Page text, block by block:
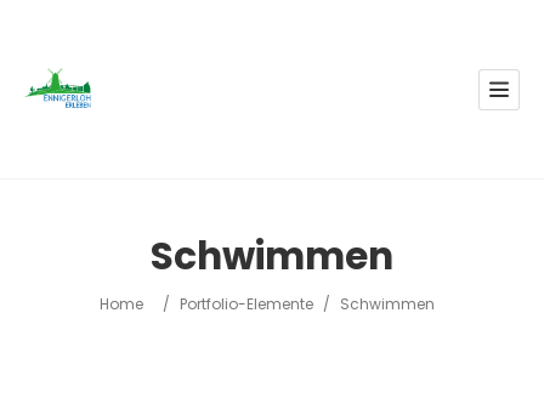
Schwimmen
Home / Portfolio-Elemente / Schwimmen